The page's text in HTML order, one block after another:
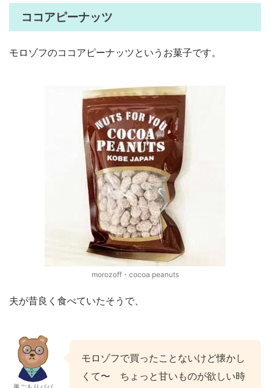
ココアピーナッツ
モロゾフのココアピーナッツというお菓子です。
morozoff・cocoa peanuts
夫が昔良く食べていたそうで、
モロゾフで買ったことないけど懐かし
くて〜 ちょっと甘いものが欲しい時